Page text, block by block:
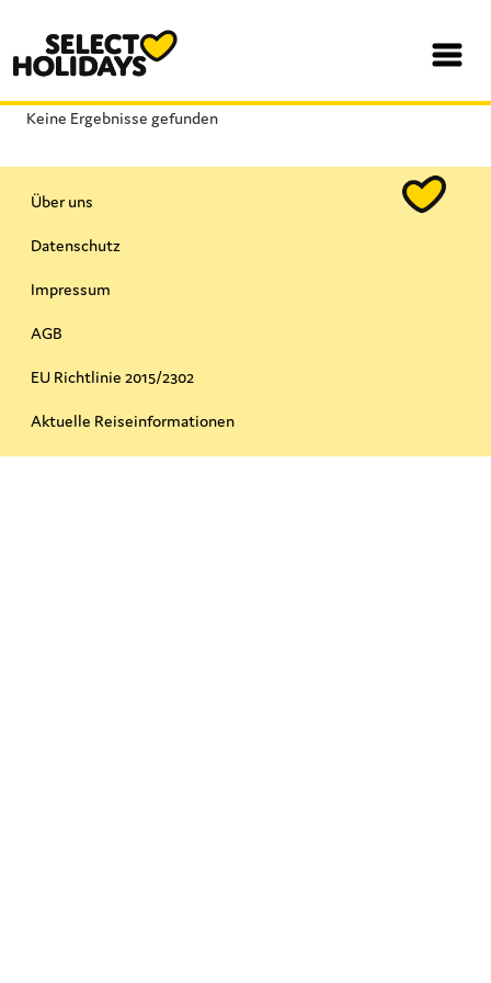
Keine Ergebnisse gefunden
Über uns
Datenschutz
Impressum
AGB
EU Richtlinie 2015/2302​
Aktuelle Reiseinformationen